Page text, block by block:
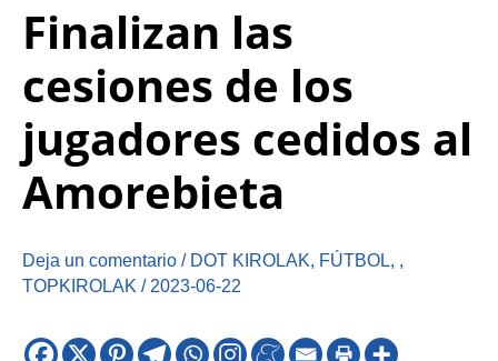
Finalizan las
cesiones de los
jugadores cedidos al
Amorebieta
Deja un comentario / DOT KIROLAK, FÚTBOL, ,
TOPKIROLAK / 2023-06-22